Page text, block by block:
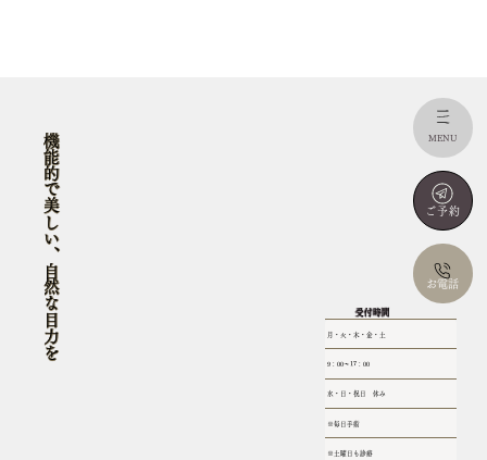
MENU
ご予約
お電話
機能的で美しい、自然な目力を 受付時間
月・火・木・金・土
9：00​〜17：00
水・日・祝日 休み
※毎日手術
​※土曜日も診療